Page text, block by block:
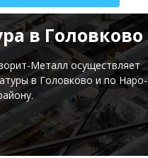
в Головково
Металл осуществляет
в Головково и по Наро-